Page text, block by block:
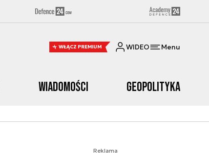
WŁĄCZ PREMIUM WIDEO Menu
Wiadomości Geopolityka
Reklama